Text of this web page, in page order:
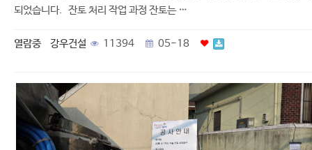
되었습니다. 잔토 처리 작업 과정 잔토는 …
열람중 강우건설 11394 05-18